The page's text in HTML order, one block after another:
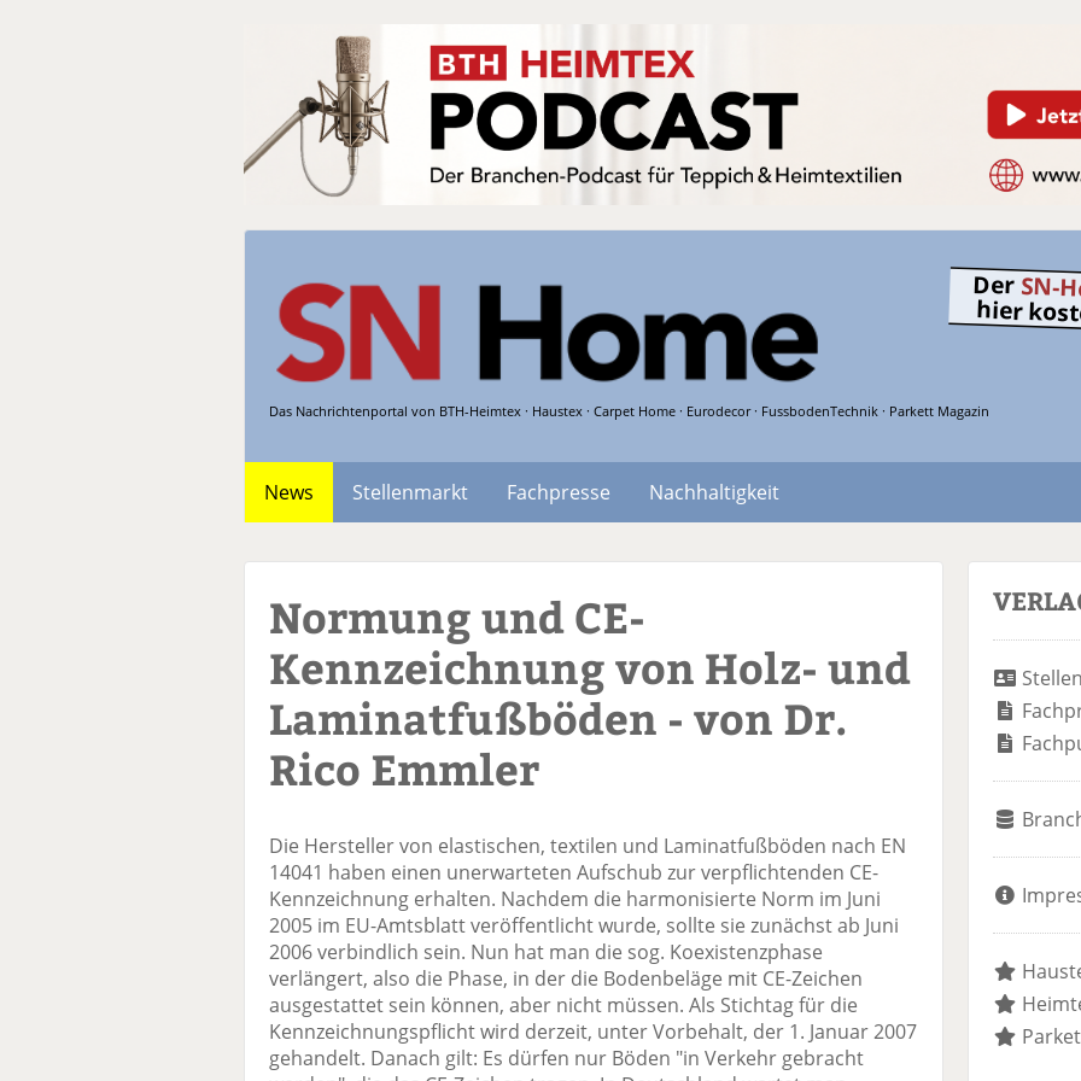
Das Nachrichtenportal von BTH-Heimtex · Haustex · Carpet Home · Eurodecor · FussbodenTechnik · Parkett Magazin
Der SN-
hier
News Stellenmarkt Fachpresse
Nachhaltigkeit
Normung und CE-
Kennzeichnung von Holz- und
Laminatfußböden - von Dr.
Rico Emmler
Die Hersteller von elastischen, textilen und Laminatfußböden nach EN
14041 haben einen unerwarteten Aufschub zur verpflichtenden CE-
Kennzeichnung erhalten. Nachdem die harmonisierte Norm im Juni
2005 im EU-Amtsblatt veröffentlicht wurde, sollte sie zunächst ab Juni
2006 verbindlich sein. Nun hat man die sog. Koexistenzphase
verlängert, also die Phase, in der die Bodenbeläge mit CE-Zeichen
ausgestattet sein können, aber nicht müssen. Als Stichtag für die
Kennzeichnungspflicht wird derzeit, unter Vorbehalt, der 1. Januar 2007
gehandelt. Danach gilt: Es dürfen nur Böden "in Verkehr gebracht